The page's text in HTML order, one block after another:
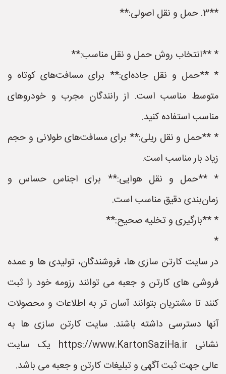
**3. حمل و نقل اصولی:**
* **انتخاب روش حمل و نقل مناسب:**
* **حمل و نقل جاده‌ای:** برای مسافت‌های کوتاه و
متوسط مناسب است. از رانندگان مجرب و خودروهای
مناسب استفاده کنید.
* **حمل و نقل ریلی:** برای مسافت‌های طولانی و حجم
زیاد بار مناسب است.
* **حمل و نقل هوایی:** برای اجناس حساس و
زمان‌بندی دقیق مناسب است.
* **بارگیری و تخلیه صحیح:**
*
در سایت کارتن سازی ها، فروشندگان، تولیدی ها و عمده
فروشی های کارتن و جعبه می توانند رزومه خود را ثبت
کنند تا مشتریان بتوانند آسان تر به اطلاعات و محصولات
آنها دسترسی داشته باشند. سایت کارتن سازی ها به
نشانی https://www.KartonSaziHa.ir یک سایت
عالی جهت ثبت آگهی و تبلیغات کارتن و جعبه می باشد.